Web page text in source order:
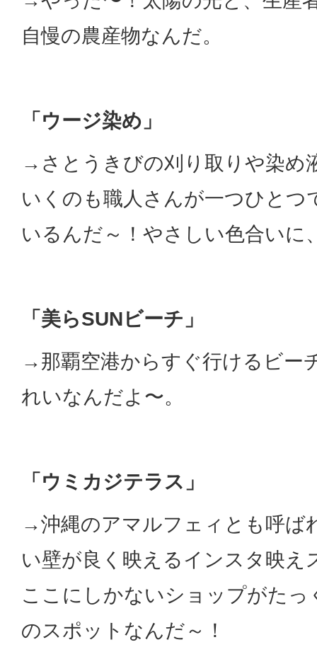
自慢の農産物なんだ。
「ウージ染め」
→さとうきびの刈り取りや染め
いくのも職人さんが一つひとつ
いるんだ～！やさしい色合いに
「美らSUNビーチ」
→那覇空港からすぐ行けるビー
れいなんだよ〜。
「ウミカジテラス」
→沖縄のアマルフェィとも呼ば
い壁が良く映えるインスタ映え
ここにしかないショップがたっ
のスポットなんだ～！